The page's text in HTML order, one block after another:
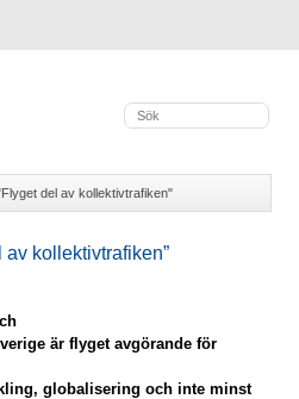
del av kollektivtrafiken"
kollektivtrafiken”
är flyget avgörande för
globalisering och inte minst